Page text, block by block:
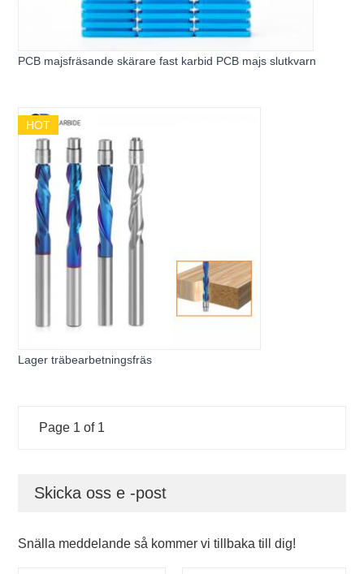
PCB majsfräsande skärare fast karbid PCB majs slutkvarn
HOT
Lager träbearbetningsfräs
Page 1 of 1
Skicka oss e -post
Snälla meddelande så kommer vi tillbaka till dig!